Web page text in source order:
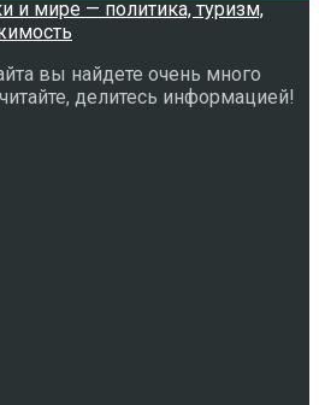
вы найдете очень много
делитесь информацией!